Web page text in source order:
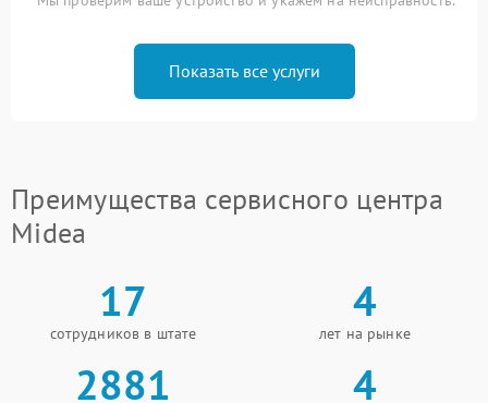
Показать все услуги
Преимущества сервисного центра
Midea
17
сотрудников в штате
4
лет на рынке
2881 4